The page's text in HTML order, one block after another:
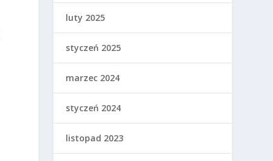
luty 2025
styczeń 2025
marzec 2024
styczeń 2024
listopad 2023